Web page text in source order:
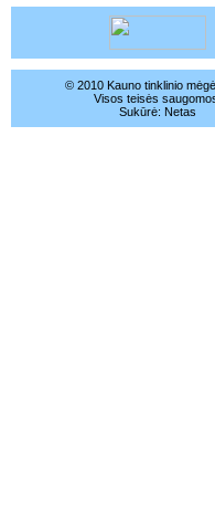
© 2010 Kauno tinklinio
Visos teisės
Sukūrė: Netas